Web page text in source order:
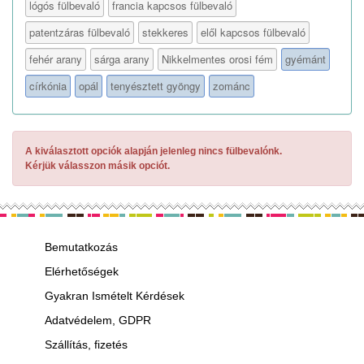
lógós fülbevaló
francia kapcsos fülbevaló
patentzáras fülbevaló
stekkeres
elől kapcsos fülbevaló
fehér arany
sárga arany Nikkelmentes orosi fém
gyémánt
církónia
opál tenyésztett gyöngy zománc
A kiválasztott opciók alapján jelenleg nincs fülbevalónk.
Kérjük válasszon másik opciót.
Bemutatkozás
Elérhetőségek
Gyakran Ismételt Kérdések
Adatvédelem, GDPR
Szállítás, fizetés